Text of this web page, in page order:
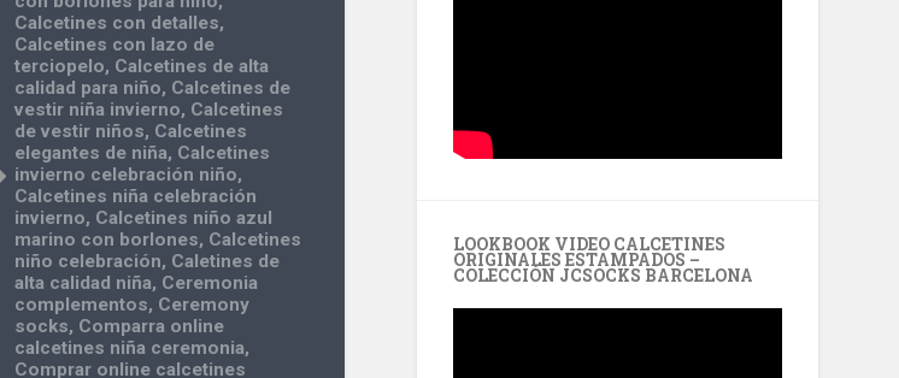
Calcetines con detalles,
Calcetines con lazo de
terciopelo, Calcetines de alta
calidad para niño, Calcetines de
vestir niña invierno, Calcetines
de vestir niños, Calcetines
elegantes de niña, Calcetines
invierno celebración niño,
Calcetines niña celebración
invierno, Calcetines niño azul
marino con borlones, Calcetines
niño celebración, Caletines de
alta calidad niña, Ceremonia
complementos, Ceremony
socks, Comparra online
calcetines niña ceremonia,
Comprar online calcetines
LOOKBOOK VIDEO CALCETINES
ORIGINALES ESTAMPADOS –
COLECCIÓN JCSOCKS BARCELONA